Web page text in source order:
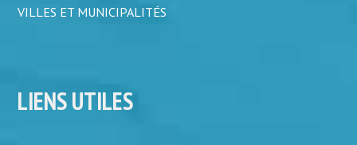
VILLES ET MUNICIPALITÉS
LIENS UTILES